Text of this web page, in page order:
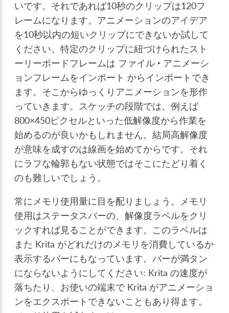
いです。それであれば10秒のクリップは120フ
レームになります。アニメーションのアイデア
を10秒以内の短いクリップにできないか試して
ください。特定のクリップに紐づけられたスト
ーリーボードフレームは ファイル ‣ アニメーシ
ョンフレームをインポート からインポートでき
ます。そこからゆっくりアニメーションを形作
っていきます。スケッチの段階では、例えば
800×450ピクセルといった低解像度から作業を
始めるのが良いかもしれません。結局高解像度
が意味を成すのは線画を始めてからです。それ
にラフな輪郭もない状態ではそこにたどり着く
のも難しいでしょう。
常にメモリ使用量に目を配りましょう。メモリ
使用はステータスバーの、解像度ラベルをクリ
ックすれば見ることができます。このラベルは
また Krita がどれだけのメモリを消費しているか
表示するバーにもなっています。バーが満タン
にならないようにしてください: Krita の速度が
落ちたり、お使いの端末で Krita がアニメーショ
ンをエクスポートできないこともあり得ます。